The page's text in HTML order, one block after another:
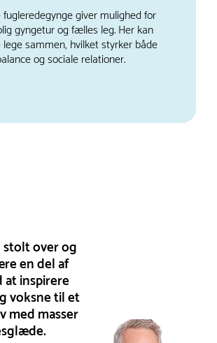
fugleredegynge giver mulighed for
gyngetur og fælles leg. Her kan
lege sammen, hvilket styrker både
og sociale relationer.
over og
en del af
at inspirere
voksne til et
med masser